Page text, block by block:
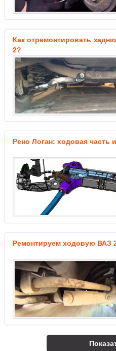
Как отремонтировать
2?
Рено Логан: ходовая часть
Ремонтируем ходовую ВАЗ